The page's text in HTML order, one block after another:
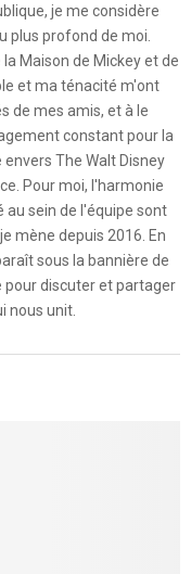
je me considère
plus profond de moi.
Maison de Mickey et de
et ma ténacité m'ont
de mes amis, et à le
constant pour la
The Walt Disney
Pour moi, l'harmonie
au sein de l'équipe sont
mène depuis 2016. En
sous la bannière de
pour discuter et partager
nous unit.